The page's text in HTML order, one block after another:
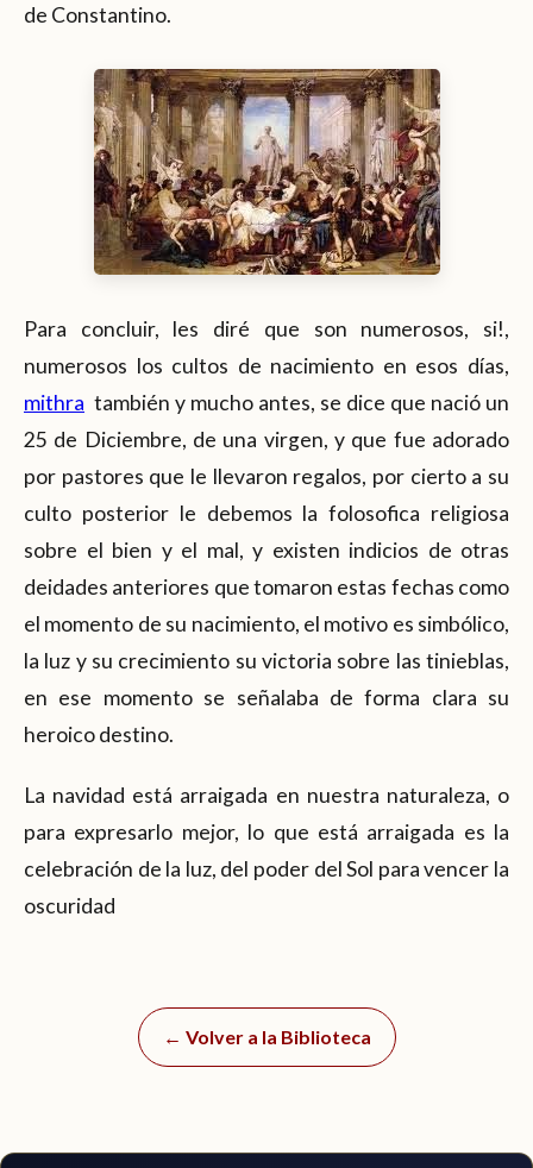
de Constantino.
Para concluir, les diré que son numerosos, si!,
numerosos los cultos de nacimiento en esos días,
mithra también y mucho antes, se dice que nació un
25 de Diciembre, de una virgen, y que fue adorado
por pastores que le llevaron regalos, por cierto a su
culto posterior le debemos la folosofica religiosa
sobre el bien y el mal, y existen indicios de otras
deidades anteriores que tomaron estas fechas como
el momento de su nacimiento, el motivo es simbólico,
la luz y su crecimiento su victoria sobre las tinieblas,
en ese momento se señalaba de forma clara su
heroico destino.
La navidad está arraigada en nuestra naturaleza, o
para expresarlo mejor, lo que está arraigada es la
celebración de la luz, del poder del Sol para vencer la
oscuridad
← Volver a la Biblioteca